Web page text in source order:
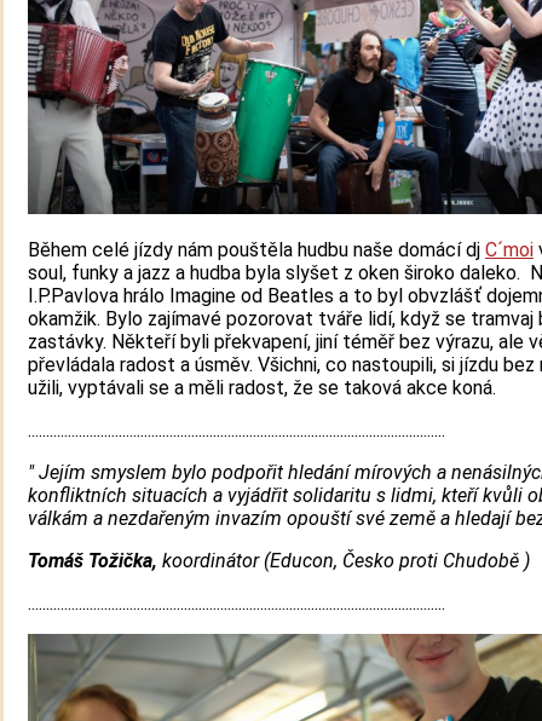
Během celé jízdy nám pouštěla hudbu naše domácí dj C´moi
soul, funky a jazz a hudba byla slyšet z oken široko daleko.
I.P.Pavlova hrálo Imagine od Beatles a to byl obvzlášť
okamžik. Bylo zajímavé pozorovat tváře lidí, když se tramvaj
zastávky. Někteří byli překvapení, jiní téměř bez výrazu, ale
převládala radost a úsměv. Všichni, co nastoupili, si jízdu bez
užili, vyptávali se a měli radost, že se taková akce koná.
...................................................................................................................
" Jejím smyslem bylo podpořit hledání mírových a
konfliktních situacích a vyjádřit solidaritu s lidmi, kteří kvůli
válkám a nezdařeným invazím opouští své země a hledají
Tomáš Tožička, koordinátor (Educon, Česko proti Chudobě )
...................................................................................................................